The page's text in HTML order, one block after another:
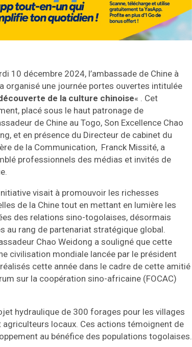
10 décembre 2024, l’ambassade de Chine à
organisé une journée portes ouvertes intitulée
de la culture chinoise« . Cet
placé sous le haut patronage de
de Chine au Togo, Son Excellence Chao
et en présence du Directeur de cabinet du
de la Communication, Franck Missité, a
professionnels des médias et invités de
visait à promouvoir les richesses
de la Chine tout en mettant en lumière les
des relations sino-togolaises, désormais
au rang de partenariat stratégique global.
Chao Weidong a souligné que cette
civilisation mondiale lancée par le président
cette année dans le cadre de cette amitié
sur la coopération sino-africaine (FOCAC)
hydraulique de 300 forages pour les villages
locaux. Ces actions témoignent de
au bénéfice des populations togolaises.